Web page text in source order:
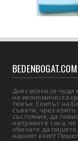
Днес всеки се
на икономическа
тежък. Екипът на
съвети, чрез
състояние, да
направите така,
обичате да
нашият екип!